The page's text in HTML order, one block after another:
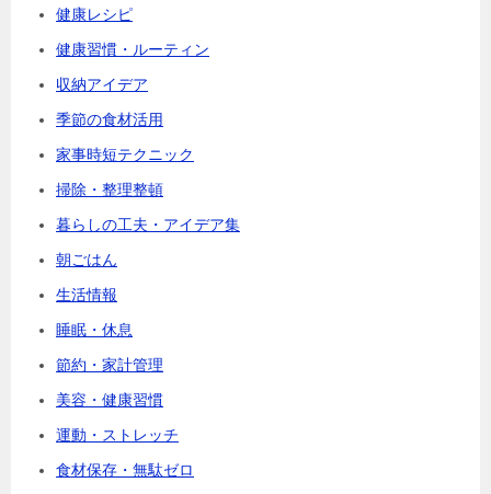
健康レシピ
健康習慣・ルーティン
収納アイデア
季節の食材活用
家事時短テクニック
掃除・整理整頓
暮らしの工夫・アイデア集
朝ごはん
生活情報
睡眠・休息
節約・家計管理
美容・健康習慣
運動・ストレッチ
食材保存・無駄ゼロ